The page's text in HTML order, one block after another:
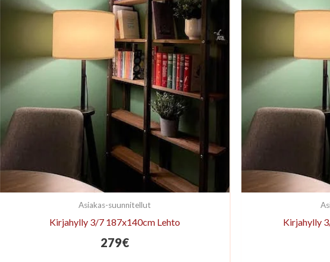
Asiakas-suunnitellut
Kirjahylly 3/7 187x140cm Lehto
279€
Kirjahylly